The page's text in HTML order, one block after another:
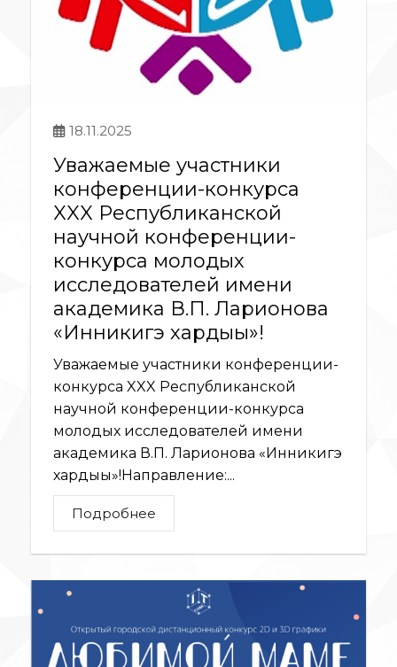
18.11.2025
Уважаемые участники
конференции-конкурса
XXX Республиканской
научной конференции-
конкурса молодых
исследователей имени
академика В.П. Ларионова
«Инникигэ хардыы»!
Уважаемые участники конференции-
конкурса XXX Республиканской
научной конференции-конкурса
молодых исследователей имени
академика В.П. Ларионова «Инникигэ
хардыы»!Направление:...
Подробнее